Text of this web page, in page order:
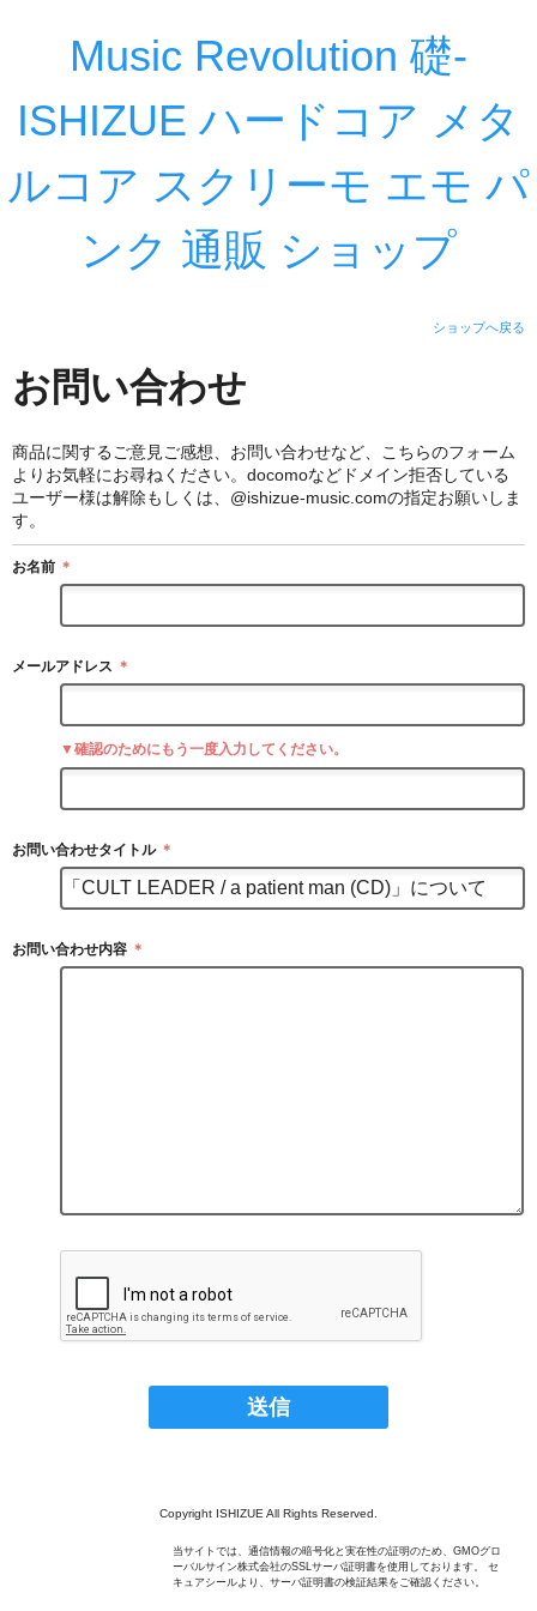
Music Revolution 礎-
ISHIZUE ハードコア メタ
ルコア スクリーモ エモ パ
ンク 通販 ショップ
ショップへ戻る
お問い合わせ
商品に関するご意見ご感想、お問い合わせなど、こちらのフォーム
よりお気軽にお尋ねください。docomoなどドメイン拒否している
ユーザー様は解除もしくは、@ishizue-music.comの指定お願いしま
す。
お名前 ＊
メールアドレス ＊
▼確認のためにもう一度入力してください。
お問い合わせタイトル ＊
お問い合わせ内容 ＊
Copyright ISHIZUE All Rights Reserved.
当サイトでは、通信情報の暗号化と実在性の証明のため、GMOグロ
ーバルサイン株式会社のSSLサーバ証明書を使用しております。 セ
キュアシールより、サーバ証明書の検証結果をご確認ください。